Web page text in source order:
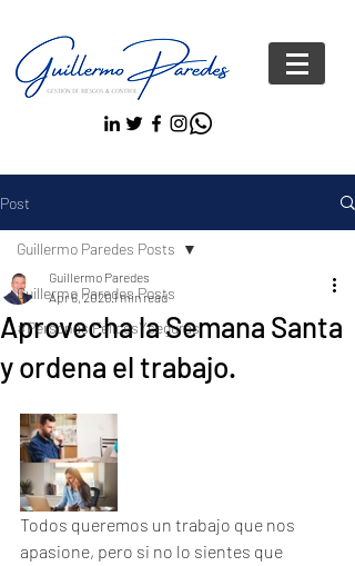
Post
Guillermo Paredes Posts
#Personas FelicesYseguras
Guillermo Paredes Posts
Aprovecha la Semana Santa
y ordena el trabajo.
Guillermo Paredes
Apr 6, 20201 min read
Todos queremos un trabajo que nos
apasione, pero si no lo sientes que